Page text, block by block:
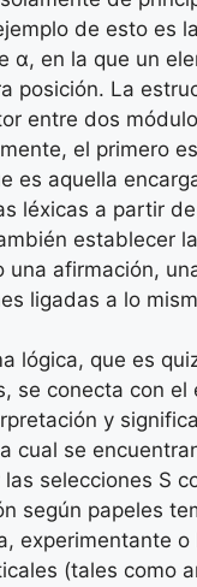
de esto es la
α, en la que un
posición. La
entre dos
el primero
es aquella
léxicas a partir
establecer
una afirmación,
ligadas a lo
lógica, que es
se conecta con el
y
cual se
selecciones S
según papeles
experimentante
(tales como